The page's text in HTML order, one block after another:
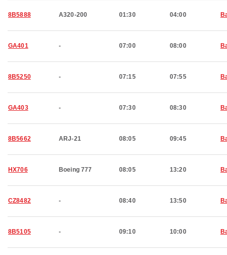
8B5888 A320-200 01:30 04:00
GA401 - 07:00 08:00
8B5250 - 07:15 07:55
GA403 - 07:30 08:30
8B5662 ARJ-21 08:05 09:45
HX706 Boeing 777 08:05 13:20
CZ8482 - 08:40 13:50
8B5105 - 09:10 10:00